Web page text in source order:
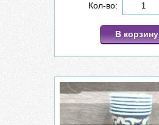
Кол-во:
В корзину